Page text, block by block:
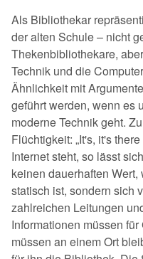
Als Bibliothekar
der alten Schule – nicht
Thekenbibliothekare,
Technik und die
Ähnlichkeit mit
geführt werden, wenn es
moderne Technik geht.
Flüchtigkeit: „It's, it's
Internet steht, so lässt
keinen dauerhaften
statisch ist, sondern sich
zahlreichen Leitungen
Informationen müssen
müssen an einem Ort